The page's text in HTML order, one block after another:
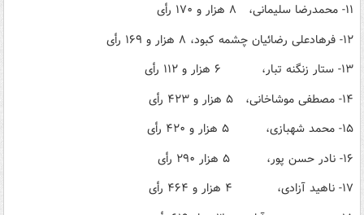
۱۱- محمدرضا سلیمانی، ۸ هزار و ۱۷۰ رأی
۱۲- فرهادعلی رضائیان چشمه کبود، ۸ هزار و ۱۶۹ رأی
۱۳- ستار زنگنه تبار، ۶ هزار و ۱۱۲ رأی
۱۴- مصطفی موشاخانی، ۵ هزار و ۴۲۳ رأی
۱۵- محمد شهبازی، ۵ هزار و ۴۲۰ رأی
۱۶- نادر حسن پور، ۵ هزار ۲۹۰ رأی
۱۷- ناهید آزادی، ۴ هزار و ۴۶۴ رأی